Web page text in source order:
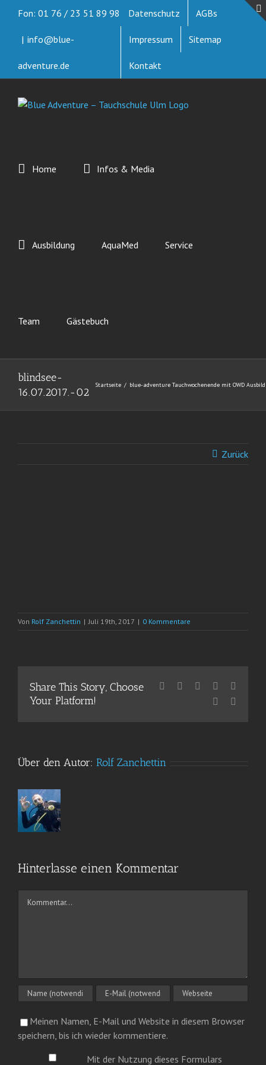
springen
Fon: 01 76 / 23 51 89 98
| info@blue-
adventure.de
Datenschutz AGBs
Impressum Sitemap
Kontakt
Home Infos & Media
Ausbildung AquaMed Service
Team Gästebuch
blindsee-
16.07.2017.-02
Startseite blue-adventure Tauchwochenende mit OWD
Zurück
Von Rolf Zanchettin | Juli 19th, 2017 | 0 Kommentare
Share This Story, Choose
Your Platform!
Facebook Reddit LinkedIn
Pinterest
Über den Autor: Rolf Zanchettin
Hinterlasse einen Kommentar
Kommentar
Meinen Namen, E-Mail und Website in diesem Browser
speichern, bis ich wieder kommentiere.
Mit der Nutzung dieses Formulars